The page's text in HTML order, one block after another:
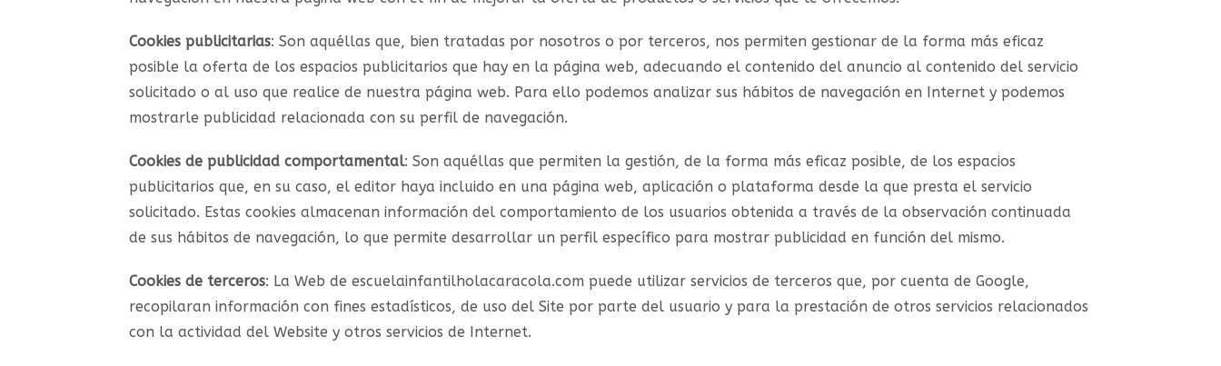
Cookies publicitarias: Son aquéllas que, bien tratadas por nosotros o por terceros, nos permiten gestionar de la forma más eficaz
posible la oferta de los espacios publicitarios que hay en la página web, adecuando el contenido del anuncio al contenido del servicio
solicitado o al uso que realice de nuestra página web. Para ello podemos analizar sus hábitos de navegación en Internet y podemos
mostrarle publicidad relacionada con su perfil de navegación.
Cookies de publicidad comportamental: Son aquéllas que permiten la gestión, de la forma más eficaz posible, de los espacios
publicitarios que, en su caso, el editor haya incluido en una página web, aplicación o plataforma desde la que presta el servicio
solicitado. Estas cookies almacenan información del comportamiento de los usuarios obtenida a través de la observación continuada
de sus hábitos de navegación, lo que permite desarrollar un perfil específico para mostrar publicidad en función del mismo.
Cookies de terceros: La Web de escuelainfantilholacaracola.com puede utilizar servicios de terceros que, por cuenta de Google,
recopilaran información con fines estadísticos, de uso del Site por parte del usuario y para la prestación de otros servicios relacionados
con la actividad del Website y otros servicios de Internet.